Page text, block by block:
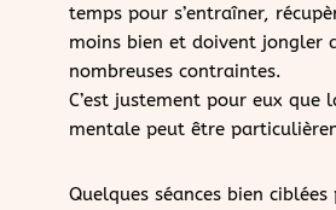
temps pour s’entraîner,
moins bien et doivent jongler
nombreuses contraintes.
C’est justement pour eux que
mentale peut être
Quelques séances bien